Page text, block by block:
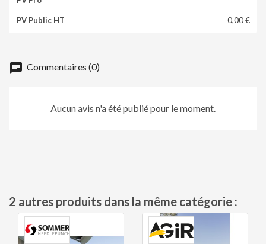
0,00 €
chat Commentaires (0)
Aucun avis n'a été publié pour le moment.
2 autres produits dans la même catégorie :